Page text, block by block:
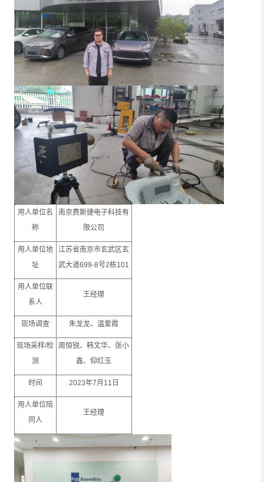
用人单位名
称
南京费斯捷电子科技有
限公司
用人单位地
址
江苏省南京市玄武区玄
武大道699-8号2栋101
用人单位联
系人
王经理
现场调查 朱龙龙、温爱霞
现场采样/检
测
周恒锐、韩文华、张小
鑫、仰红玉
时间 2023年7月 11 日
用人单位陪
同人
王经理